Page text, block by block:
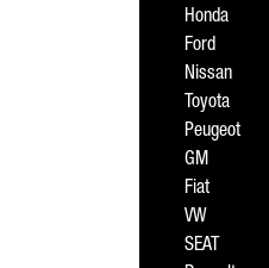
Honda
Ford
Nissan
Toyota
Peugeot
GM
Fiat
VW
SEAT